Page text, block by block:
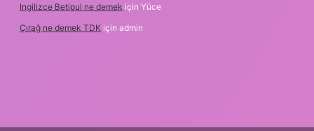
Ingilizce Betipul ne demek için Yüce
Çırağ ne demek TDK için admin